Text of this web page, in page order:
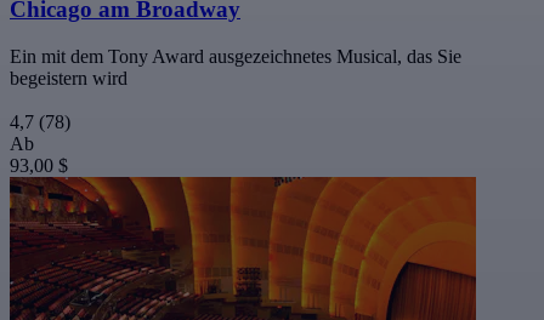
Chicago am Broadway
Ein mit dem Tony Award ausgezeichnetes Musical, das Sie
begeistern wird
4,7 (78)
Ab
93,00 $